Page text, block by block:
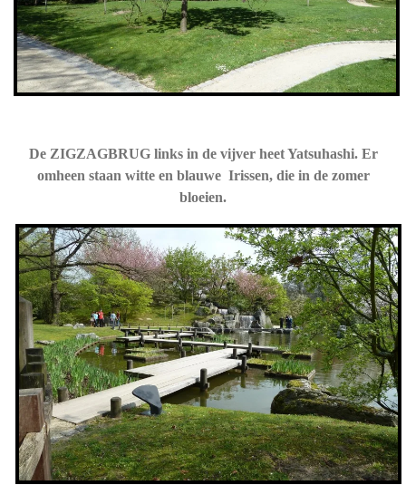
De ZIGZAGBRUG links in de vijver heet Yatsuhashi. Er
omheen staan witte en blauwe Irissen, die in de zomer
bloeien.